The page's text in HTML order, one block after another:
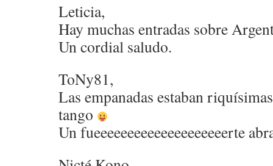
Leticia,
Hay muchas entradas sobre
Un cordial saludo.
ToNy81,
Las empanadas estaban
tango
Un fueeeeeeeeeeeeeeeeeeeerte